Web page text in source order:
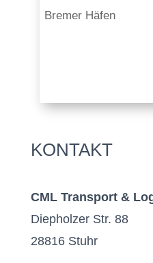
Bremer Häfen
KONTAKT
CML Transport &
Diepholzer Str. 88
28816 Stuhr